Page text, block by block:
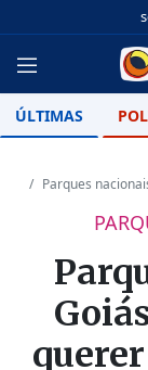
ÚLTIMAS
Parques